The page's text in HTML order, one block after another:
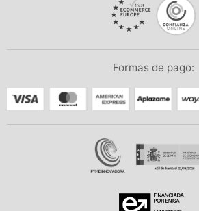
Formas de pago: